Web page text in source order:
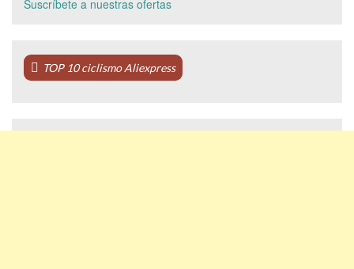
Suscríbete a nuestras ofertas
TOP 10 ciclismo Aliexpress